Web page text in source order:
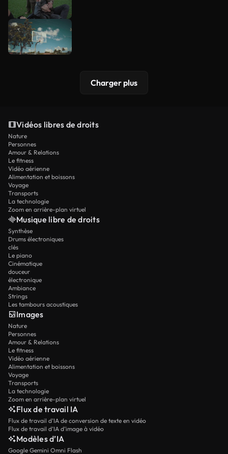
Charger plus
Vidéos libres de droits
Nature
Personnes
Amour & Relations
Le fitness
Vidéo aérienne
Alimentation et boissons
Voyage
Transports
La technologie
Zoom en arrière-plan virtuel
Musique libre de droits
Synthèse
Drums électroniques
clés
Le piano
Cinématique
douceur
électronique
Ambiance
Strings
Les tambours acoustiques
Images
Nature
Personnes
Amour & Relations
Le fitness
Vidéo aérienne
Alimentation et boissons
Voyage
Transports
La technologie
Zoom en arrière-plan virtuel
Flux de travail IA
Flux de travail d’IA de conversion de texte en vidéo
Flux de travail d’IA d’image à vidéo
Modèles d’IA
Google Gemini Omni Flash